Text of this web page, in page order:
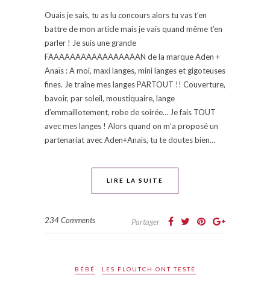
Ouais je sais, tu as lu concours alors tu vas t’en
battre de mon article mais je vais quand même t’en
parler ! Je suis une grande
FAAAAAAAAAAAAAAAAAN de la marque Aden +
Anaïs : A moi, maxi langes, mini langes et gigoteuses
fines. Je traîne mes langes PARTOUT !! Couverture,
bavoir, par soleil, moustiquaire, lange
d’emmaillotement, robe de soirée… Je fais TOUT
avec mes langes ! Alors quand on m’a proposé un
partenariat avec Aden+Anaïs, tu te doutes bien…
LIRE LA SUITE
234 Comments Partager
BÉBÉ LES FLOUTCH ONT TESTÉ